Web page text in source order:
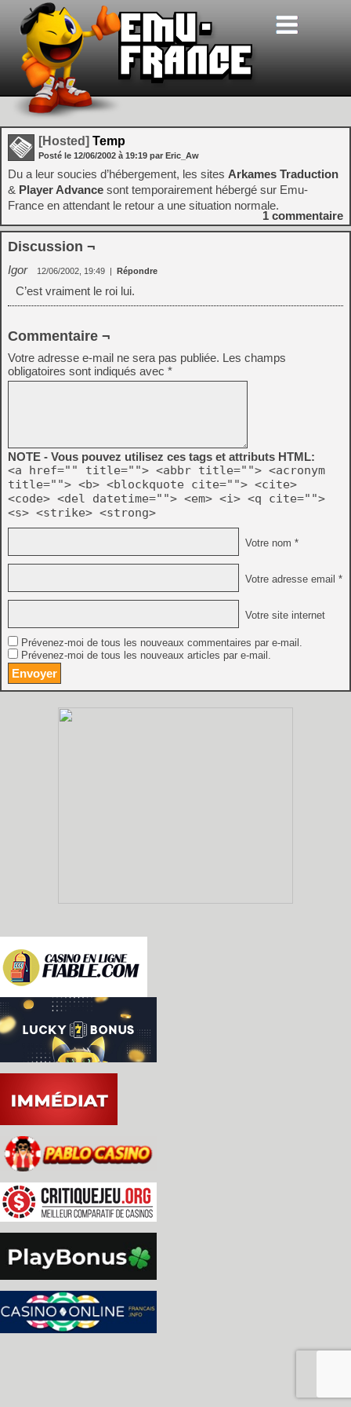
[Hosted] Temp
Posté le 12/06/2002 à 19:19 par Eric_Aw
Du a leur soucies d’hébergement, les sites Arkames Traduction
& Player Advance sont temporairement hébergé sur Emu-
France en attendant le retour a une situation normale.
1 commentaire
Discussion ¬
Igor 12/06/2002, 19:49 | Répondre
C’est vraiment le roi lui.
Commentaire ¬
Votre adresse e-mail ne sera pas publiée. Les champs
obligatoires sont indiqués avec *
NOTE - Vous pouvez utilisez ces tags et attributs HTML:
<a href="" title=""> <abbr title=""> <acronym
title=""> <b> <blockquote cite=""> <cite>
<code> <del datetime=""> <em> <i> <q cite="">
<s> <strike> <strong>
Votre nom *
Votre adresse email *
Votre site internet
Prévenez-moi de tous les nouveaux commentaires par e-mail.
Prévenez-moi de tous les nouveaux articles par e-mail.